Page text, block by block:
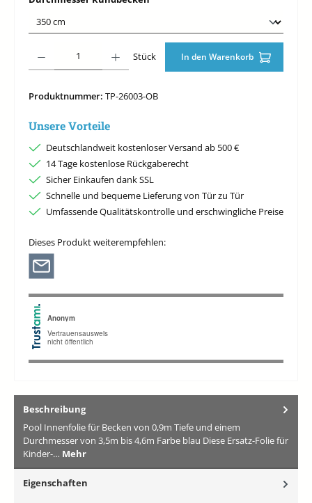
Stück In den Warenkorb
Produktnummer: TP-26003-OB
Unsere Vorteile
Deutschlandweit kostenloser Versand ab 500 €
14 Tage kostenlose Rückgaberecht
Sicher Einkaufen dank SSL
Schnelle und bequeme Lieferung von Tür zu Tür
Umfassende Qualitätskontrolle und erschwingliche Preise
Dieses Produkt weiterempfehlen:
Beschreibung
Pool Innenfolie für Becken von 0,9m Tiefe und einem
Durchmesser von 3,5m bis 4,6m Farbe blau Diese Ersatz-Folie für
Kinder-… Mehr
Eigenschaften